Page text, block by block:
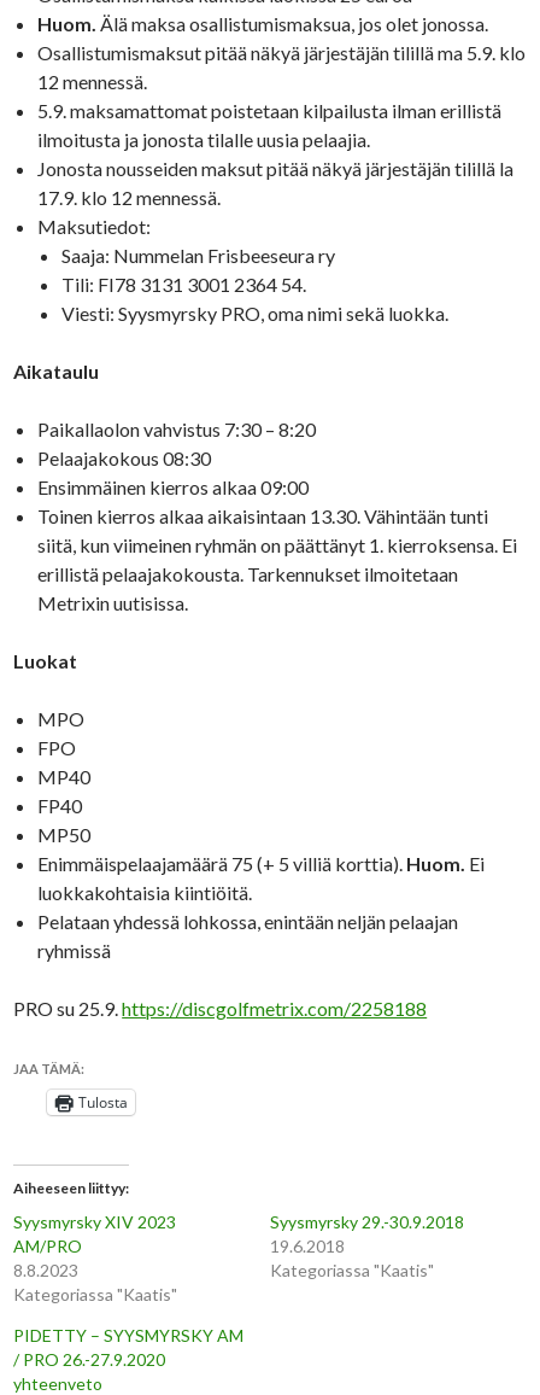
Huom.Älä maksa osallistumismaksua, jos olet jonossa.
Osallistumismaksut pitää näkyä järjestäjän tilillä ma 5.9. klo
12 mennessä.
5.9. maksamattomat poistetaan kilpailusta ilman erillistä
ilmoitusta ja jonosta tilalle uusia pelaajia.
Jonosta nousseiden maksut pitää näkyä järjestäjän tilillä la
17.9. klo 12 mennessä.
Maksutiedot:
Saaja: Nummelan Frisbeeseura ry
Tili: FI78 3131 3001 2364 54.
Viesti: Syysmyrsky PRO, oma nimi sekä luokka.
Aikataulu
Paikallaolon vahvistus 7:30 – 8:20
Pelaajakokous 08:30
Ensimmäinen kierros alkaa 09:00
Toinen kierros alkaa aikaisintaan 13.30. Vähintään tunti
siitä, kun viimeinen ryhmän on päättänyt 1. kierroksensa. Ei
erillistä pelaajakokousta. Tarkennukset ilmoitetaan
Metrixin uutisissa.
Luokat
MPO
FPO
MP40
FP40
MP50
Enimmäispelaajamäärä 75 (+ 5 villiä korttia). Huom. Ei
luokkakohtaisia kiintiöitä.
Pelataan yhdessä lohkossa, enintään neljän pelaajan
ryhmissä
PRO su 25.9.https://discgolfmetrix.com/2258188
JAA TÄMÄ:
Tulosta
Aiheeseen liittyy
Syysmyrsky XIV 2023
AM/PRO
8.8.2023
Kategoriassa "Kaatis"
Syysmyrsky 29.-30.9.2018
19.6.2018
Kategoriassa "Kaatis"
PIDETTY – SYYSMYRSKY AM
/ PRO 26.-27.9.2020
yhteenveto